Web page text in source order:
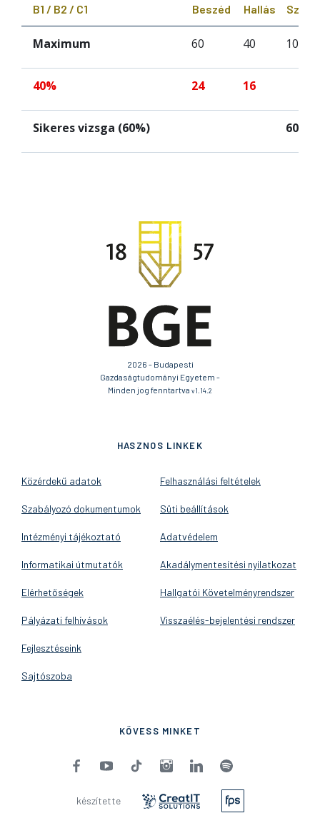
B1 / B2 / C1 Beszéd Hallás
Maximum 60 40 100
40% 24 16
Sikeres vizsga (60%) 60
2026 - Budapesti
Gazdaságtudományi Egyetem -
Minden jog fenntartva v1.14.2
HASZNOS LINKEK
Közérdekű adatok
Szabályozó dokumentumok
Intézményi tájékoztató
Informatikai útmutatók
Elérhetőségek
Pályázati felhívások
Fejlesztéseink
Sajtószoba
Felhasználási feltételek
Süti beállítások
Adatvédelem
Akadálymentesítési nyilatkozat
Hallgatói Követelményrendszer
Visszaélés-bejelentési rendszer
KÖVESS MINKET
készítette